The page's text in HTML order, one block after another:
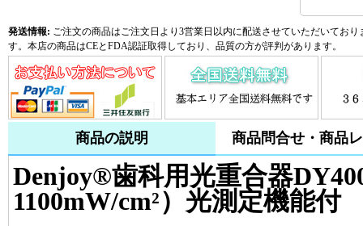
発送情報: ご注文の商品はご注文日より3営業日以内に配送させていただいてお
す。本店の商品はCEとFDA認証取得しており、品質の方が評判があります。
商品の説明 商品問合せ・商品
Denjoy®歯科用光重合器
1100mW/cm²）光測定機能付